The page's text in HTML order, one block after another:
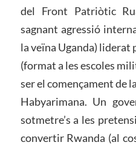
del Front Patriòtic
sagnant agressió
la veïna Uganda) liderat
(format a les escoles
ser el començament de
Habyarimana. Un
sotmetre’s a les
convertir Rwanda (al